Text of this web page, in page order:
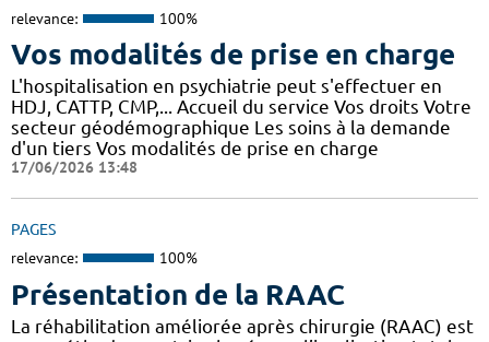
relevance: 100%
Vos modalités de prise en charge
L'hospitalisation en psychiatrie peut s'effectuer en
HDJ, CATTP, CMP,... Accueil du service Vos droits Votre
secteur géodémographique Les soins à la demande
d'un tiers Vos modalités de prise en charge
17/06/2026 13:48
PAGES
relevance: 100%
Présentation de la RAAC
La réhabilitation améliorée après chirurgie (RAAC) est